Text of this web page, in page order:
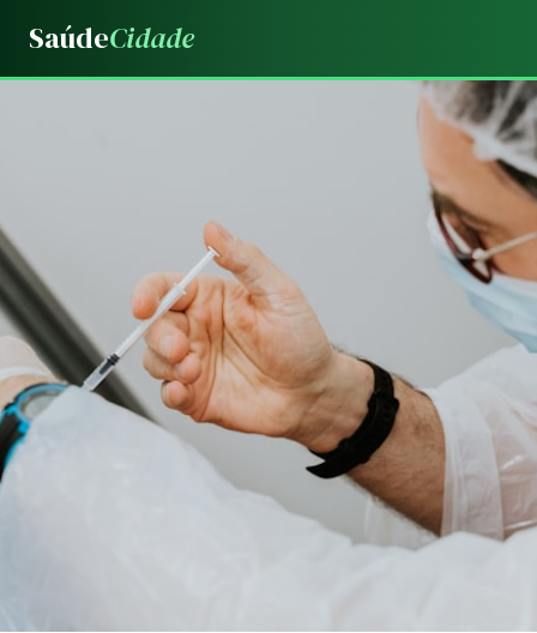
SaúdeCidade